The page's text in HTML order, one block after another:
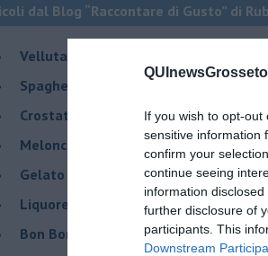
If you wish to opt-
sensitive information
confirm your
continue seeing
information
further disclosure of
participants. This
Downstream
dal Blog “Raccontare di Gusto” di
Vellutata di cime di rapa al cumino e
Spaghetti con crema di zucca e...
Crostatina con crema al grana
Meloncino, liquore al melone
Gelato al melone mantovano
Liquore al melone mantovano igp e
Bon Bon di melone mantovano igp al